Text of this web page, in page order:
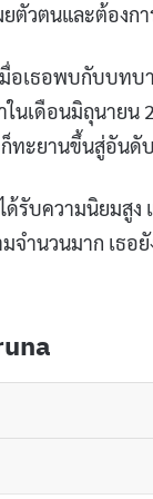
ตัวตนและต้องก
อเธอพบกับบท
นเดือนมิถุนาย
ก็ทะยานขึ้นสู่อัน
ด้รับความนิยมสู
ำนวนมาก เธอ